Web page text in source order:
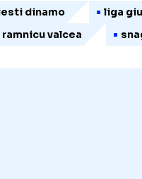
dinamo
liga
ramnicu valcea